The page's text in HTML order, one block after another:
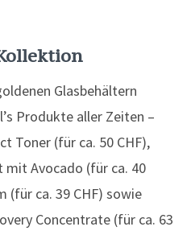
Glasbehältern
Produkte aller Zeiten –
Toner (für ca. 50 CHF),
mit Avocado (für ca. 40
(für ca. 39 CHF) sowie
Concentrate (für ca. 63